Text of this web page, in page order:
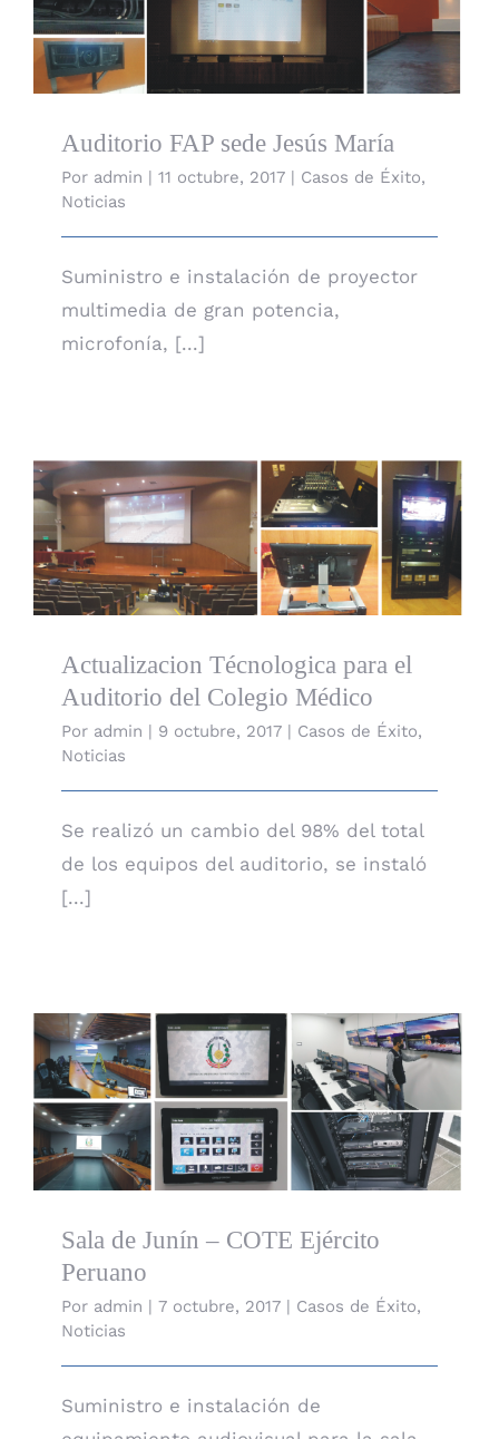
Auditorio FAP sede Jesús María
Auditorio FAP sede Jesús María
Por admin 11 octubre, 2017 Casos de Éxito,
Noticias
Suministro e instalación de proyector
multimedia de gran potencia,
microfonía, [...]
Actualizacion Técnologica para el Auditorio del
Colegio Médico
Actualizacion Técnologica para el
Auditorio del Colegio Médico
Por admin | 9 octubre, 2017 | Casos de Éxito,
Noticias
Se realizó un cambio del 98% del total
de los equipos del auditorio, se instaló
[...]
Sala de Junín – COTE Ejército Peruano
Sala de Junín – COTE Ejército
Peruano
Por admin | 7 octubre, 2017 | Casos de Éxito,
Noticias
Suministro e instalación de